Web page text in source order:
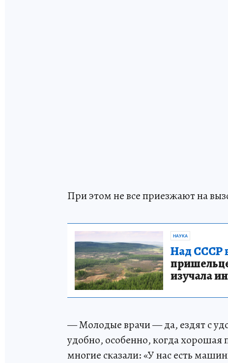
При этом не все приезжают на
НАУКА
Над СССР
изучала
— Молодые врачи — да, ездят с
удобно, особенно, когда
многие сказали: «У нас есть